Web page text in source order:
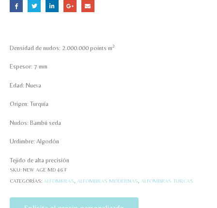
Densidad de nudos: 2.000.000 points m2
Espesor: 7 mm
Edad: Nueva
Origen: Turquía
Nudos: Bambú seda
Urdimbre: Algodón
Tejido de alta precisión
SKU: NEW AGE MD 46 F
CATEGORÍAS: ALFOMBRAS ALFOMBRAS MODERNAS ALFOMBRAS TURCAS